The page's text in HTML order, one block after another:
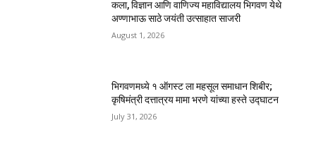
कला, विज्ञान आणि वाणिज्य महाविद्यालय भिगवण येथे
अण्णाभाऊ साठे जयंती उत्साहात साजरी
August 1, 2026
भिगवणमध्ये १ ऑगस्ट ला महसूल समाधान शिबीर;
कृषिमंत्री दत्तात्रय मामा भरणे यांच्या हस्ते उद्घाटन
July 31, 2026